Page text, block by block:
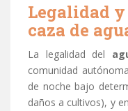
Legalidad
caza de
La legalidad del
comunidad
de noche bajo
daños a cultivos), y